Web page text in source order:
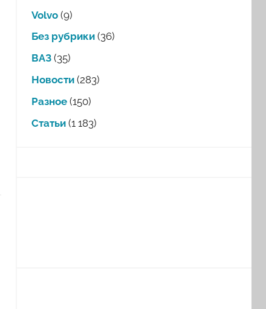
Volvo(9)
Без рубрики(36)
ВАЗ(35)
Новости(283)
Разное(150)
Статьи(1 183)